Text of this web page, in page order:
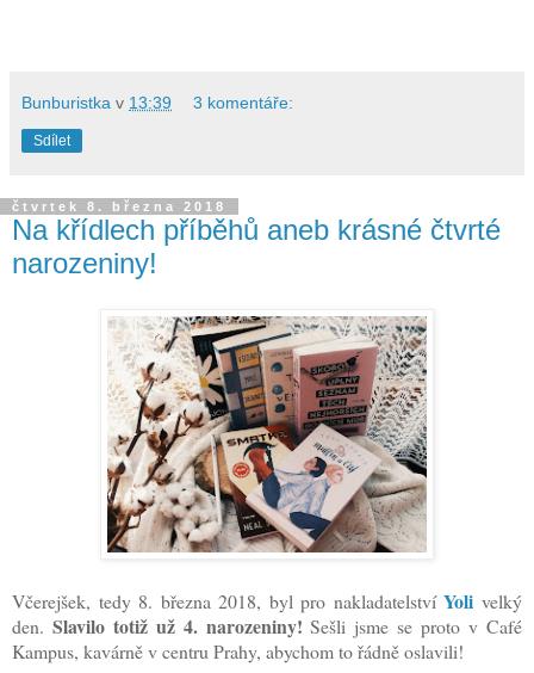
Bunburistka v 13:39 3 komentáře:
Sdílet
čtvrtek 8. března 2018
Na křídlech příběhů aneb krásné čtvrté
narozeniny!
Včerejšek, tedy 8. března 2018, byl pro nakladatelstvíYoli velký
den. Slavilo totiž už 4. narozeniny! Sešli jsme se proto v Café
Kampus, kavárně v centru Prahy, abychom to řádně oslavili!